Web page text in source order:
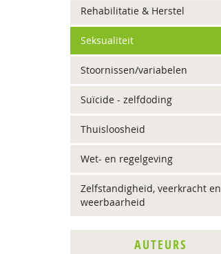
Rehabilitatie & Herstel
Seksualiteit
Stoornissen/variabelen
Suïcide - zelfdoding
Thuisloosheid
Wet- en regelgeving
Zelfstandigheid, veerkracht en
weerbaarheid
AUTEURS